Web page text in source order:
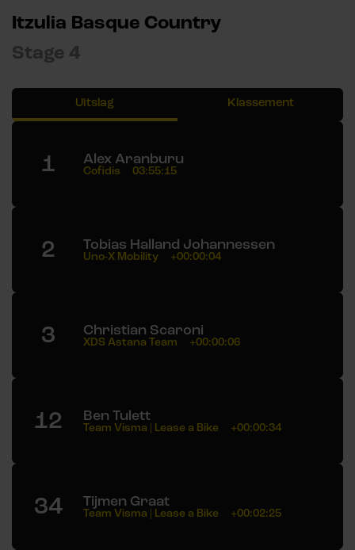
Itzulia Basque Country
Stage 4
Uitslag Klassement
1 Alex Aranburu
Cofidis 03:55:15
2 Tobias Halland Johannessen
Uno-X Mobility +00:00:04
3 Christian Scaroni
XDS Astana Team +00:00:06
12 Ben Tulett
Team Visma | Lease a Bike +00:00:34
34 Tijmen Graat
Team Visma | Lease a Bike +00:02:25